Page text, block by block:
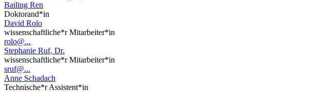
Bailing Ren
Doktorand*in
David Rolo
wissenschaftliche*r Mitarbeiter*in
rolo@...
Stephanie Ruf, Dr.
wissenschaftliche*r Mitarbeiter*in
sruf@...
Anne Schadach
Technische*r Assistent*in